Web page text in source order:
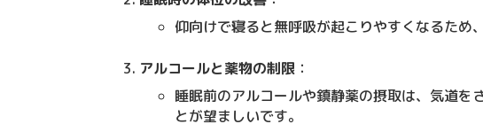
仰向けで寝ると無呼吸が起こりやすくなるため
アルコールと薬物の制限 ：
睡眠前のアルコールや鎮静薬の摂取は、気道を
とが望ましいです。